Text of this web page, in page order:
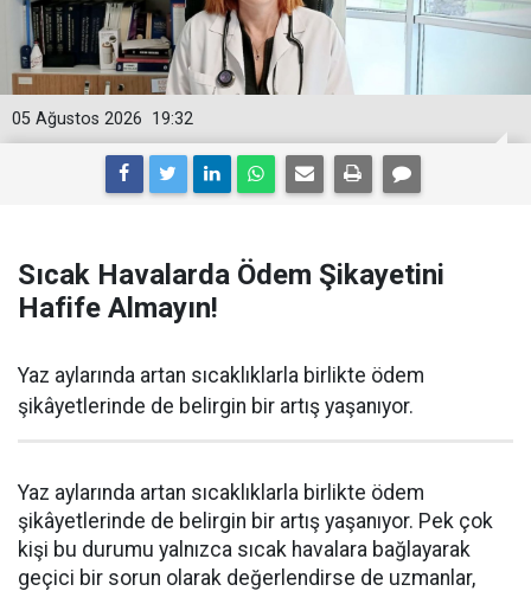
19:32
05 Ağustos 2026
Sıcak Havalarda Ödem Şikayetini
Hafife Almayın!
Yaz aylarında artan sıcaklıklarla birlikte ödem
şikâyetlerinde de belirgin bir artış yaşanıyor.
Yaz aylarında artan sıcaklıklarla birlikte ödem
şikâyetlerinde de belirgin bir artış yaşanıyor. Pek çok
kişi bu durumu yalnızca sıcak havalara bağlayarak
geçici bir sorun olarak değerlendirse de uzmanlar,